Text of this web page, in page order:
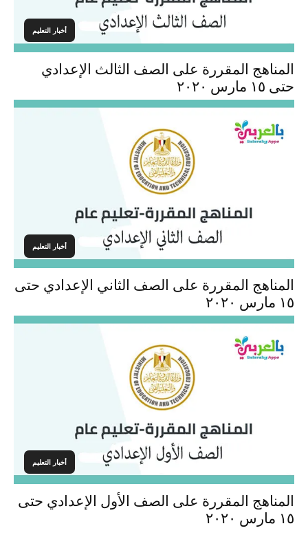
أخبار التعليم
المناهج المقررة على الصف الثالث الإعدادي
حتى ١٥ مارس ٢٠٢٠
أخبار التعليم
المناهج المقررة على الصف الثاني الإعدادي حتى
١٥ مارس ٢٠٢٠
أخبار التعليم
المناهج المقررة على الصف الأول الإعدادي حتى
١٥ مارس ٢٠٢٠